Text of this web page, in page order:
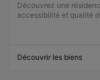
Découvrez une
accessibilité et qualité
Découvrir les biens